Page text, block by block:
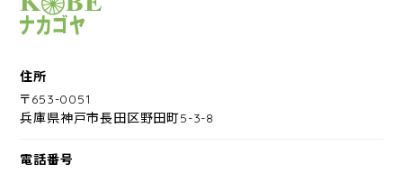
住所
〒653-0051
兵庫県神戸市長田区野田町5-3-8
電話番号